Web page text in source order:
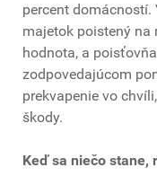
percent domácností.
majetok poistený na
hodnota, a
zodpovedajúcom
prekvapenie vo
škody.
Keď sa niečo stane,